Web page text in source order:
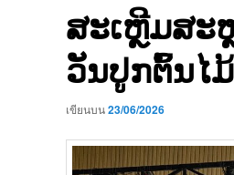
ສະເຫຼີມສະ
ວັນປູກຕົ້ນໄ
เขียนบน23/06/2026